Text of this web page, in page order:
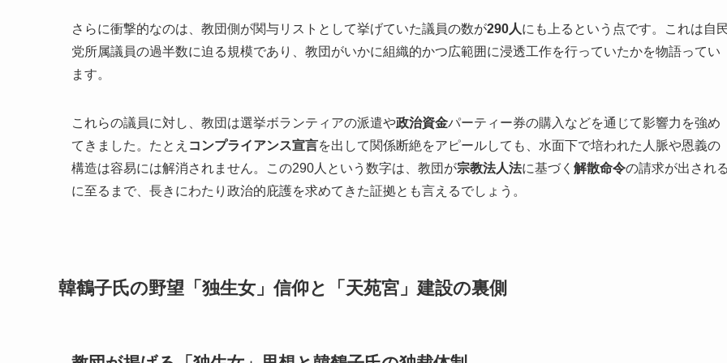
さらに衝撃的なのは、教団側が関与リストとして挙げていた議員の数が290人にも上るという点です。これは自
党所属議員の過半数に迫る規模であり、教団がいかに組織的かつ広範囲に浸透工作を行っていたかを物語ってい
ます。
これらの議員に対し、教団は選挙ボランティアの派遣や政治資金パーティー券の購入などを通じて影響力を強め
てきました。たとえ コンプライアンス宣言を出して関係断絶をアピールしても、水面下で培われた人脈や恩義の
構造は容易には解消されません。この290人という数字は、教団が宗教法人法に基づく 解散命令の請求が出され
に至るまで、長きにわたり政治的庇護を求めてきた証拠とも言えるでしょう。
韓鶴子氏の野望「独生女」信仰と「天苑宮」建設の裏側